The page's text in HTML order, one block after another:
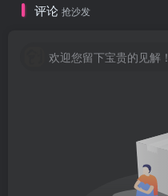
评论 抢沙发
欢迎您留下宝贵的见解！